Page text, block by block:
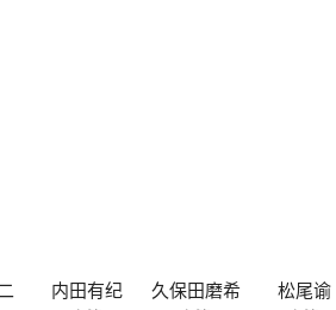
内田有纪 久保田磨希 松尾谕